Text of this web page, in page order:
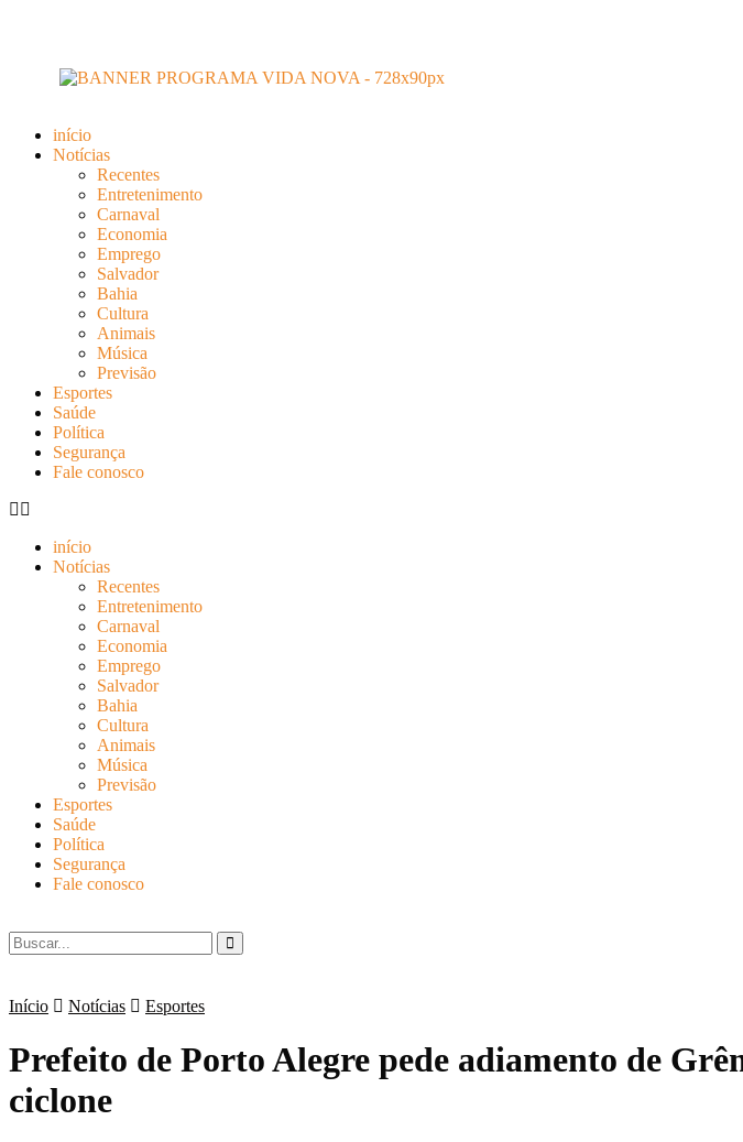
início
Notícias
Recentes
Entretenimento
Carnaval
Economia
Emprego
Salvador
Bahia
Cultura
Animais
Música
Previsão
Esportes
Saúde
Política
Segurança
Fale conosco
início
Notícias
Recentes
Entretenimento
Carnaval
Economia
Emprego
Salvador
Bahia
Cultura
Animais
Música
Previsão
Esportes
Saúde
Política
Segurança
Fale conosco
Início Notícias Esportes
Prefeito de Porto Alegre pede adiamento de
ciclone